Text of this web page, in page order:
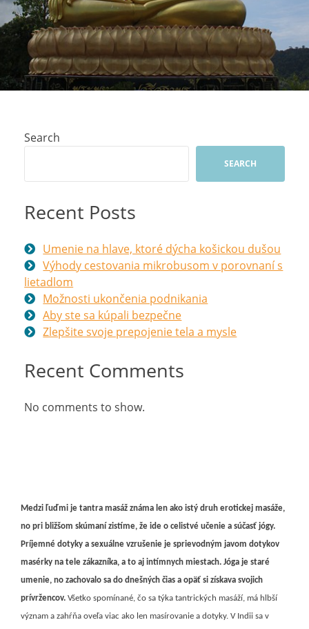
Medzi ľuďmi je tantra masáž známa len ako istý druh erotickej masáže,
no pri bližšom skúmaní zistíme, že ide o celistvé učenie a súčasť jógy.
Príjemné dotyky a sexuálne vzrušenie je sprievodným javom dotykov
masérky na tele zákazníka, a to aj intímnych miestach. Jóga je staré
umenie, no zachovalo sa do dnešných čias a opäť si získava svojich
prívržencov. Všetko spomínané, čo sa týka tantrických masáží, má hlbší
význam a zahŕňa oveľa viac ako len masírovanie a dotyky. V Indii sa v
Search
SEARCH
Recent Posts
Umenie na hlave, ktoré dýcha košickou dušou
Výhody cestovania mikrobusom v porovnaní s
lietadlom
Možnosti ukončenia podnikania
Aby ste sa kúpali bezpečne
Zlepšite svoje prepojenie tela a mysle
Recent Comments
No comments to show.